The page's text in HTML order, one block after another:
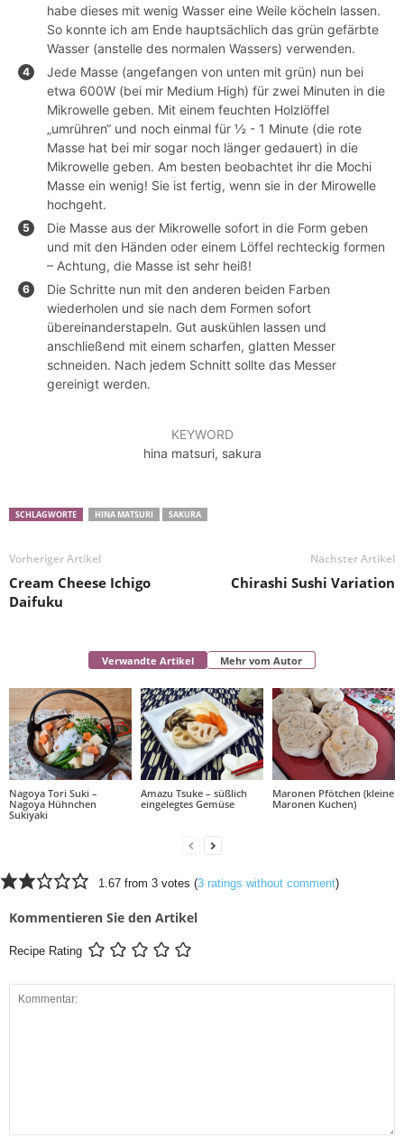
habe dieses mit wenig Wasser eine Weile köcheln lassen.
So konnte ich am Ende hauptsächlich das grün gefärbte
Wasser (anstelle des normalen Wassers) verwenden.
Jede Masse (angefangen von unten mit grün) nun bei
etwa 600W (bei mir Medium High) für zwei Minuten in die
Mikrowelle geben. Mit einem feuchten Holzlöffel
„umrühren“ und noch einmal für ½ - 1 Minute (die rote
Masse hat bei mir sogar noch länger gedauert) in die
Mikrowelle geben. Am besten beobachtet ihr die Mochi
Masse ein wenig! Sie ist fertig, wenn sie in der Mirowelle
hochgeht.
Die Masse aus der Mikrowelle sofort in die Form geben
und mit den Händen oder einem Löffel rechteckig formen
– Achtung, die Masse ist sehr heiß!
Die Schritte nun mit den anderen beiden Farben
wiederholen und sie nach dem Formen sofort
übereinanderstapeln. Gut auskühlen lassen und
anschließend mit einem scharfen, glatten Messer
schneiden. Nach jedem Schnitt sollte das Messer
gereinigt werden.
KEYWORD
hina matsuri, sakura
SCHLAGWORTE HINA MATSURI SAKURA
Vorheriger Artikel
Cream Cheese Ichigo
Daifuku
Nächster Artikel
Chirashi Sushi Variation
Verwandte Artikel Mehr vom Autor
Nagoya Tori Suki –
Nagoya Hühnchen
Sukiyaki
Amazu Tsuke – süßlich
eingelegtes Gemüse
Maronen Pfötchen (kleine
Maronen Kuchen)
1.67 from 3 votes (3 ratings without comment)
Kommentieren Sie den Artikel
Recipe Rating